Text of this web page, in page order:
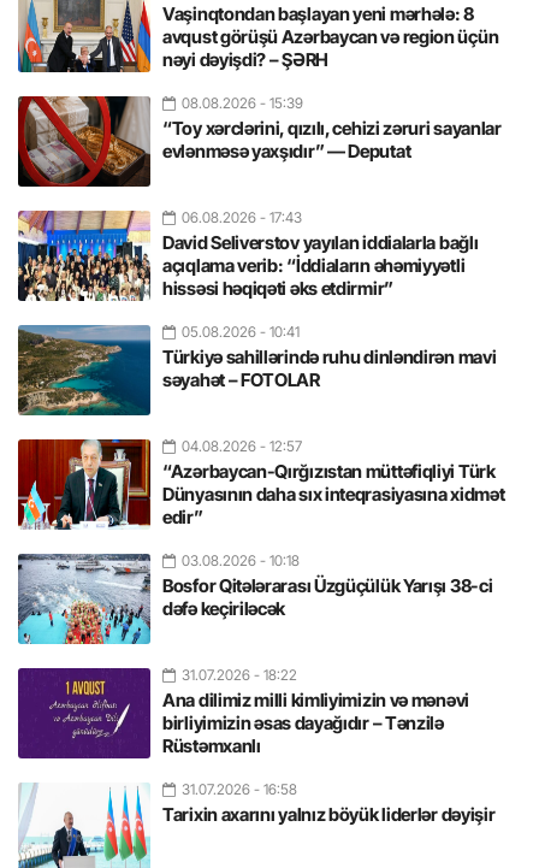
Vaşinqtondan başlayan yeni mərhələ: 8
avqust görüşü Azərbaycan və region üçün
nəyi dəyişdi? – ŞƏRH
08.08.2026 - 15:39
“Toy xərclərini, qızılı, cehizi zəruri sayanlar
evlənməsə yaxşıdır” — Deputat
06.08.2026 - 17:43
David Seliverstov yayılan iddialarla bağlı
açıqlama verib: “İddiaların əhəmiyyətli
hissəsi həqiqəti əks etdirmir”
05.08.2026 - 10:41
Türkiyə sahillərində ruhu dinləndirən mavi
səyahət – FOTOLAR
04.08.2026 - 12:57
“Azərbaycan-Qırğızıstan müttəfiqliyi Türk
Dünyasının daha sıx inteqrasiyasına xidmət
edir”
03.08.2026 - 10:18
Bosfor Qitələrarası Üzgüçülük Yarışı 38-ci
dəfə keçiriləcək
31.07.2026 - 18:22
Ana dilimiz milli kimliyimizin və mənəvi
birliyimizin əsas dayağıdır – Tənzilə
Rüstəmxanlı
31.07.2026 - 16:58
Tarixin axarını yalnız böyük liderlər dəyişir